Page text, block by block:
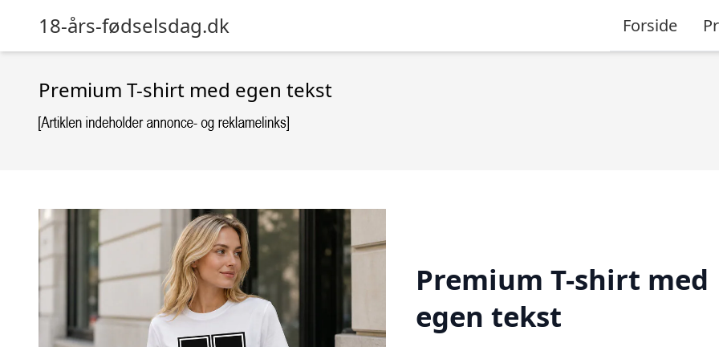
18-års-fødselsdag.dk Forside
Premium T-shirt med egen tekst
Premium T-shirt med
egen tekst